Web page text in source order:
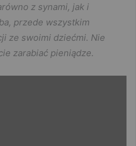
z synami, jak i
przede wszystkim
ze swoimi dziećmi. Nie
zarabiać pieniądze.